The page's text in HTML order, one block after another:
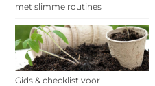
met slimme routines
Gids & checklist voor